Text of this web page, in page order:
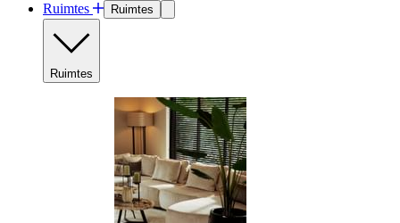
Ruimtes
Ruimtes
Ruimtes